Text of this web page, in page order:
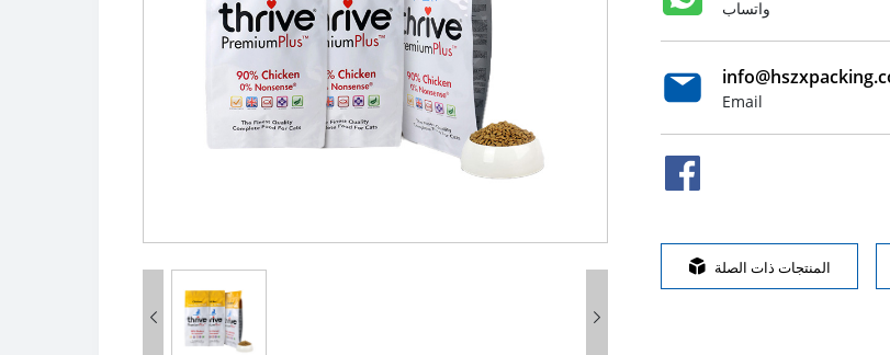
 
واتساب
Email
 المنتجات ذات الصلة